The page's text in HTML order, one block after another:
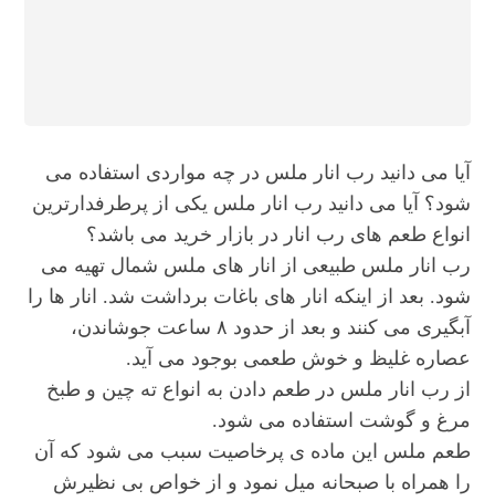
آیا می دانید رب انار ملس در چه مواردی استفاده می
شود؟ آیا می دانید رب انار ملس یکی از پرطرفدارترین
انواع طعم های رب انار در بازار خرید می باشد؟
رب انار ملس طبیعی از انار های ملس شمال تهیه می
شود. بعد از اینکه انار های باغات برداشت شد. انار ها را
آبگیری می کنند و بعد از حدود ۸ ساعت جوشاندن،
عصاره غلیظ و خوش طعمی بوجود می آید.
از رب انار ملس در طعم دادن به انواع ته چین و طبخ
مرغ و گوشت استفاده می شود.
طعم ملس این ماده ی پرخاصیت سبب می شود که آن
را همراه با صبحانه میل نمود و از خواص بی نظیرش